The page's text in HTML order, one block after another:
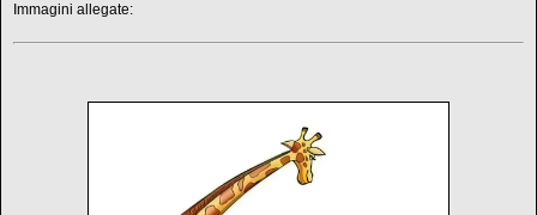
Immagini allegate: